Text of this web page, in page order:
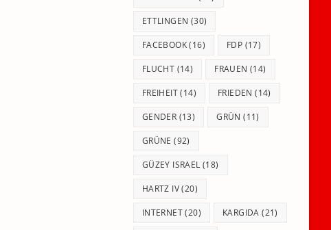
ETTLINGEN (30)
FACEBOOK(16) FDP (17)
FLUCHT (14) FRAUEN (14)
FREIHEIT(14) FRIEDEN (14)
GENDER (13) GRÜN (11)
GRÜNE (92)
GÜZEY ISRAEL (18)
HARTZ IV(20)
INTERNET(20) KARGIDA (21)